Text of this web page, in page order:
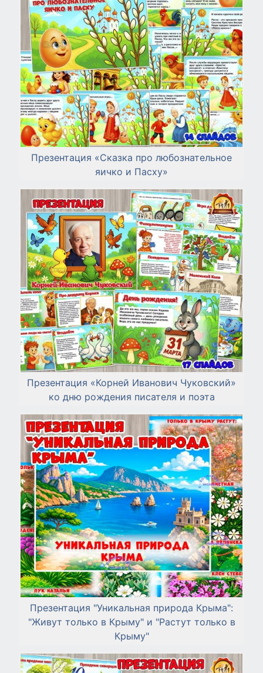
Презентация «Сказка про любознательное
яичко и Пасху»
Презентация «Корней Иванович Чуковский»
ко дню рождения писателя и поэта
Презентация "Уникальная природа Крыма":
"Живут только в Крыму" и "Растут только в
Крыму"